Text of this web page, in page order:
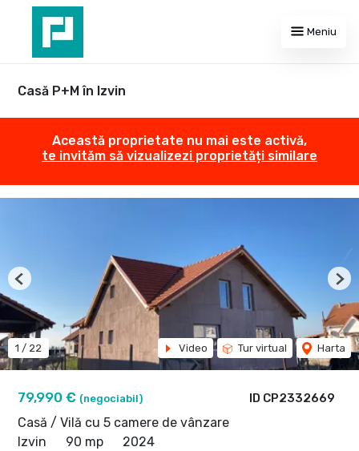
Meniu
Casă P+M în Izvin
Această proprietate nu mai este activă,
te invităm să vizualizezi proprietăți similare
ID CP2332669
79,990 € (negociabil)
Casă / Vilă cu 5 camere de vânzare
Izvin
90 mp 2024
1 / 22 Video Tur virtual Harta
Previous